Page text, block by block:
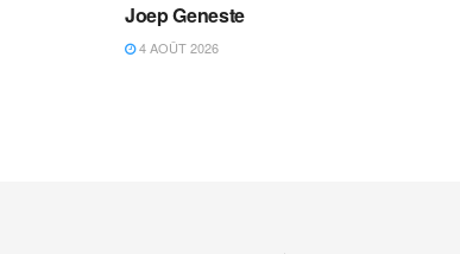
Joep Geneste
4 AOÛT 2026